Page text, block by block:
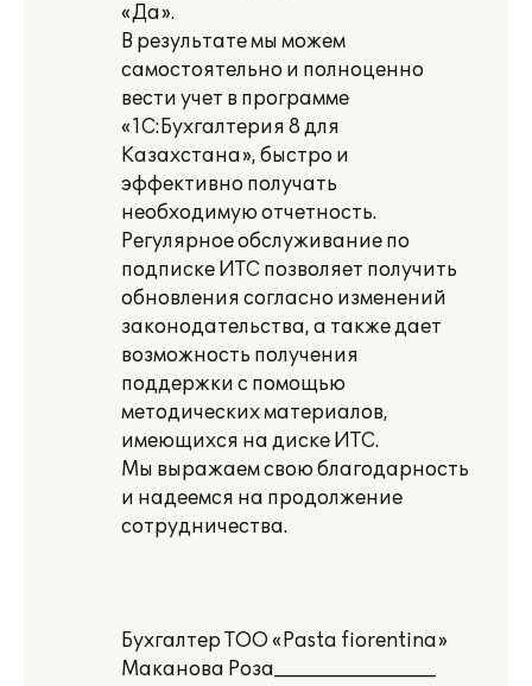
«Да».
В результате мы можем
самостоятельно и полноценно
вести учет в программе
«1С:Бухгалтерия 8 для
Казахстана», быстро и
эффективно получать
необходимую отчетность.
Регулярное обслуживание по
подписке ИТС позволяет получить
обновления согласно изменений
законодательства, а также дает
возможность получения
поддержки с помощью
методических материалов,
имеющихся на диске ИТС.
Мы выражаем свою благодарность
и надеемся на продолжение
сотрудничества.
Бухгалтер ТОО «Pasta fiorentina»
Маканова Роза_________________